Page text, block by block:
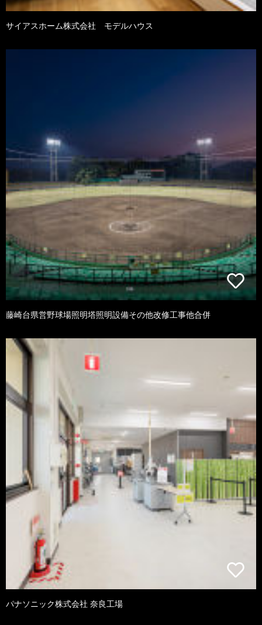
サイアスホーム株式会社 モデルハウス
藤崎台県営野球場照明塔照明設備その他改修工事他合併
パナソニック株式会社 奈良工場